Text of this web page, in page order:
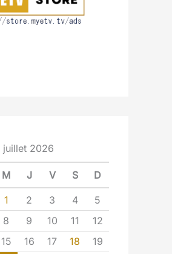
juillet 2026
M J V S D
1 2 3 4
5
8 9 10 11
12
15 16 17 18
19